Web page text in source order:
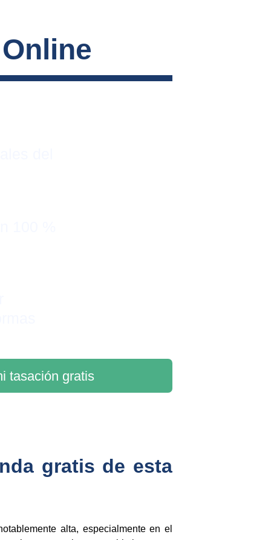
tasación gratis
gratis de esta
alta, especialmente en el